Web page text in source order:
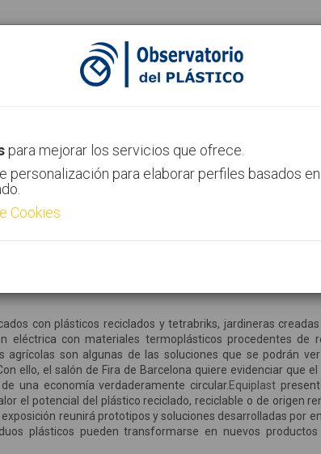
Canal AIMPLAS Contacto
para mejorar los servicios que ofrece.
personalización para elaborar perfiles basados
Cookies
forma en una exposición de
con plásticos reciclados y tetrabriks, jardineras
eléctrica con materiales termoplásticos procedentes de
son algunas de las soluciones que se podrán
ello, el salón de Fira de Barcelona quiere evidenciar que el
una economía verdaderamente circular. Equiplast
el potencial del plástico reciclado, reciclable o de origen
reunirá prototipos y soluciones desarrolladas por
plásticos pueden transformarse en nuevos